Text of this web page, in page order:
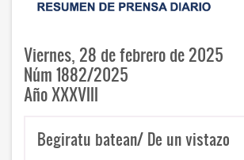
Viernes, 28 de febrero de 2025
Núm 1882/2025
Año XXXVIII
Begiratu batean/ De un vistazo